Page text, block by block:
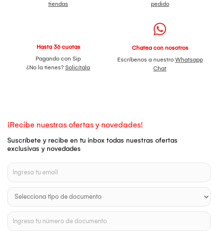
tiendas
pedido
Hasta 36 cuotas
Pagando con Sip
¿No la tienes? Solicítala
Chatea con nosotros
Escríbenos a nuestro Whatsapp
Chat
¡Recibe nuestras ofertas y novedades!
Suscríbete y recibe en tu inbox todas nuestras ofertas
exclusivas y novedades